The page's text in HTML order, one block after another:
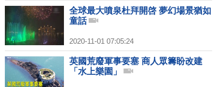
全球最大噴泉杜拜開啓 夢幻場景猶如
童話
2020-11-01 07:05:24
英國荒廢軍事要塞 商人眾籌盼改建
「水上樂園」